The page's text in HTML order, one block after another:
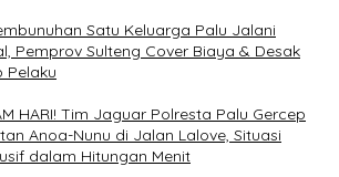
Satu Keluarga Palu Jalani
Pemprov Sulteng Cover Biaya & Desak
Pelaku
HARI! Tim Jaguar Polresta Palu Gercep
Anoa-Nunu di Jalan Lalove, Situasi
dalam Hitungan Menit